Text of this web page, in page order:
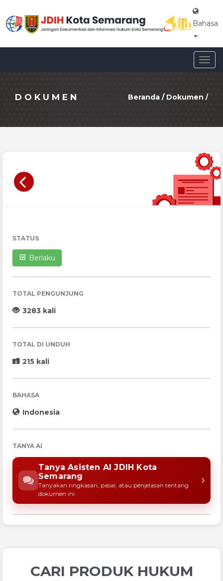
Bahasa
DOKUMEN Beranda / Dokumen /
STATUS
Berlaku
TOTAL PENGUNJUNG
3283 kali
TOTAL DI UNDUH
215 kali
BAHASA
Indonesia
TANYA AI
Tanya Asisten AI JDIH Kota
Semarang
Tanyakan ringkasan, pasal, atau penjelasan tentang
dokumen ini
CARI PRODUK HUKUM